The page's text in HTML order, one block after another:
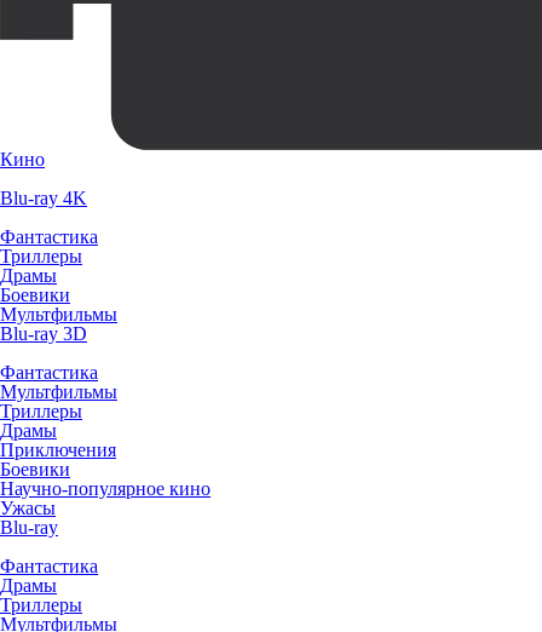
Кино
Blu-ray 4K
Фантастика
Триллеры
Драмы
Боевики
Мультфильмы
Blu-ray 3D
Фантастика
Мультфильмы
Триллеры
Драмы
Приключения
Боевики
Научно-популярное кино
Ужасы
Blu-ray
Фантастика
Драмы
Триллеры
Мультфильмы